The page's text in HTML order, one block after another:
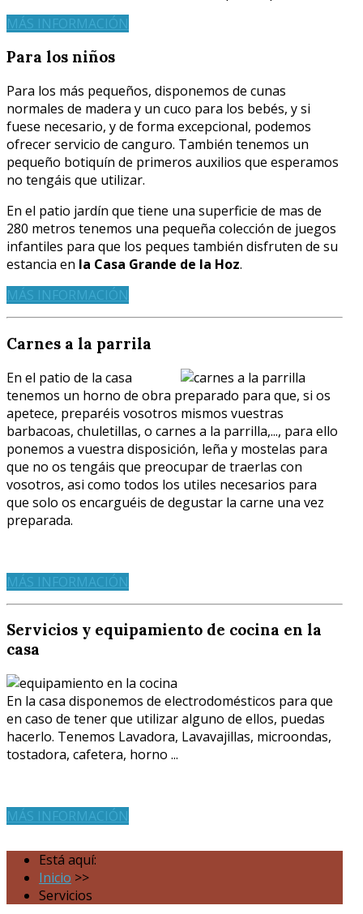
MÁS INFORMACIÓN
Para los niños
Para los más pequeños, disponemos de cunas
normales de madera y un cuco para los bebés, y si
fuese necesario, y de forma excepcional, podemos
ofrecer servicio de canguro. También tenemos un
pequeño botiquín de primeros auxilios que esperamos
no tengáis que utilizar.
En el patio jardín que tiene una superficie de mas de
280 metros tenemos una pequeña colección de juegos
infantiles para que los peques también disfruten de su
estancia en la Casa Grande de la Hoz.
MÁS INFORMACIÓN
Carnes a la parrila
En el patio de la casa
tenemos un horno de obra preparado para que, si os
apetece, preparéis vosotros mismos vuestras
barbacoas, chuletillas, o carnes a la parrilla,..., para ello
ponemos a vuestra disposición, leña y mostelas para
que no os tengáis que preocupar de traerlas con
vosotros, asi como todos los utiles necesarios para
que solo os encarguéis de degustar la carne una vez
preparada.
MÁS INFORMACIÓN
Servicios y equipamiento de cocina en la
casa
En la casa disponemos de electrodomésticos para que
en caso de tener que utilizar alguno de ellos, puedas
hacerlo. Tenemos Lavadora, Lavavajillas, microondas,
tostadora, cafetera, horno ...
MÁS INFORMACIÓN
Está aquí:
Inicio >>
Servicios